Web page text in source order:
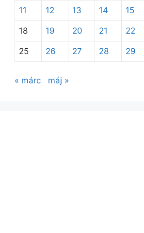
11 12 13 14 15
18 19 20 21 22
25 26 27 28 29
« márc máj »